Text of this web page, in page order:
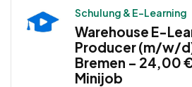
Schulung & E-Learning
Warehouse E-
Producer (m/w/
Bremen – 24,00
Minijob